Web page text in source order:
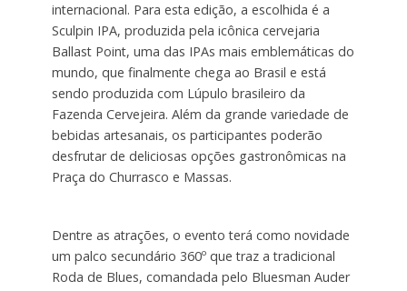
internacional. Para esta edição, a escolhida é a
Sculpin IPA, produzida pela icônica cervejaria
Ballast Point, uma das IPAs mais emblemáticas do
mundo, que finalmente chega ao Brasil e está
sendo produzida com Lúpulo brasileiro da
Fazenda Cervejeira. Além da grande variedade de
bebidas artesanais, os participantes poderão
desfrutar de deliciosas opções gastronômicas na
Praça do Churrasco e Massas.
Dentre as atrações, o evento terá como novidade
um palco secundário 360º que traz a tradicional
Roda de Blues, comandada pelo Bluesman Auder